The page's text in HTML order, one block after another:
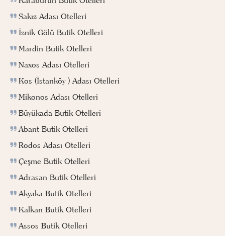
Sakız Adası Otelleri
İznik Gölü Butik Otelleri
Mardin Butik Otelleri
Naxos Adası Otelleri
Kos (İstanköy ) Adası Otelleri
Mikonos Adası Otelleri
Büyükada Butik Otelleri
Abant Butik Otelleri
Rodos Adası Otelleri
Çeşme Butik Otelleri
Adrasan Butik Otelleri
Akyaka Butik Otelleri
Kalkan Butik Otelleri
Assos Butik Otelleri